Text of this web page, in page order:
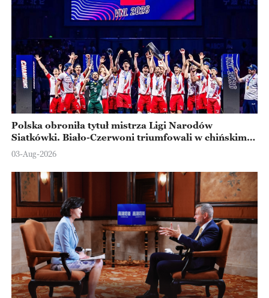
Polska obroniła tytuł mistrza Ligi Narodów
Siatkówki. Biało-Czerwoni triumfowali w chińskim
Ningbo
03-Aug-2026